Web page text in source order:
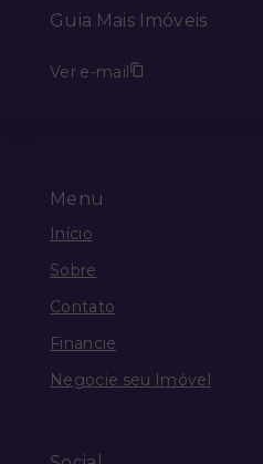
Menu
Início
Sobre
Contato
Financie
Negocie seu Imóvel
Guia Mais Imóveis
Ver e-mail